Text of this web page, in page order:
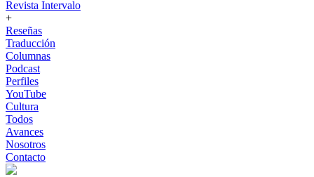
Revista Intervalo
+
Reseñas
Traducción
Columnas
Podcast
Perfiles
YouTube
Cultura
Todos
Avances
Nosotros
Contacto